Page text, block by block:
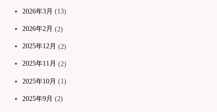
2026年3月 (13)
2026年2月 (2)
2025年12月 (2)
2025年11月 (2)
2025年10月 (1)
2025年9月 (2)